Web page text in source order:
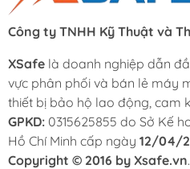
Công ty TNHH Kỹ Thuật và
XSafe là doanh nghiệp dẫn
vực phân phối và bán lẻ máy
thiết bị bảo hộ lao động, cam
GPKD: 0315625855 do Sở Kế
Hồ Chí Minh cấp ngày 12/04/
Copyright © 2016 by Xsafe.vn